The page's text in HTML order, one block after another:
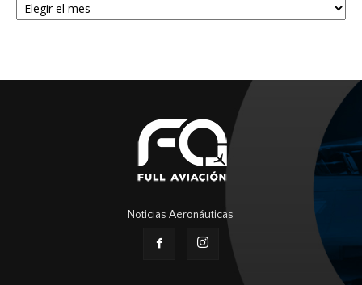
Noticias Aeronáuticas